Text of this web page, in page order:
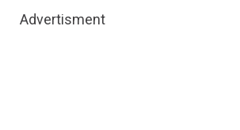
Advertisment